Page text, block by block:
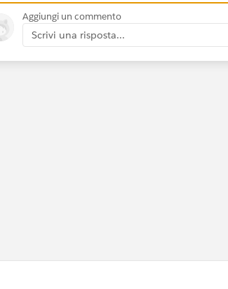
Aggiungi un commento
Scrivi una risposta...